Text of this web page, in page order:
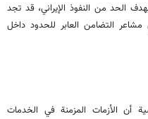
الحد من النفوذ الإيراني، قد تجد
التضامن العابر للحدود داخل
أن الأزمات المزمنة في الخدمات